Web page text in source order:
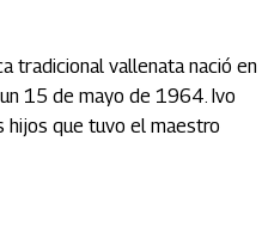
tradicional vallenata nació en
15 de mayo de 1964. Ivo
hijos que tuvo el maestro